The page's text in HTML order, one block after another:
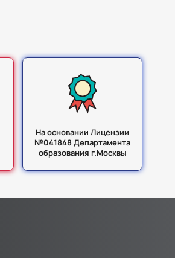
На основании Лицензии
№041848 Департамента
образования г.Москвы